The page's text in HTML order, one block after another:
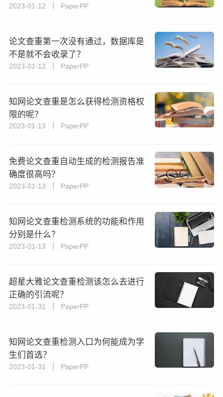
2023-01-12 丨 PaperPP
论文查重第一次没有通过，数据库是
不是就不会收录了？
2023-01-12 丨 PaperPP
知网论文查重是怎么获得检测资格权
限的呢？
2023-01-13 丨 PaperPP
免费论文查重自动生成的检测报告准
确度很高吗？
2023-01-13 丨 PaperPP
知网论文查重检测系统的功能和作用
分别是什么？
2023-01-13 丨 PaperPP
超星大雅论文查重检测该怎么去进行
正确的引流呢？
2023-01-31 丨 PaperPP
知网论文查重检测入口为何能成为学
生们首选？
2023-01-31 丨 PaperPP